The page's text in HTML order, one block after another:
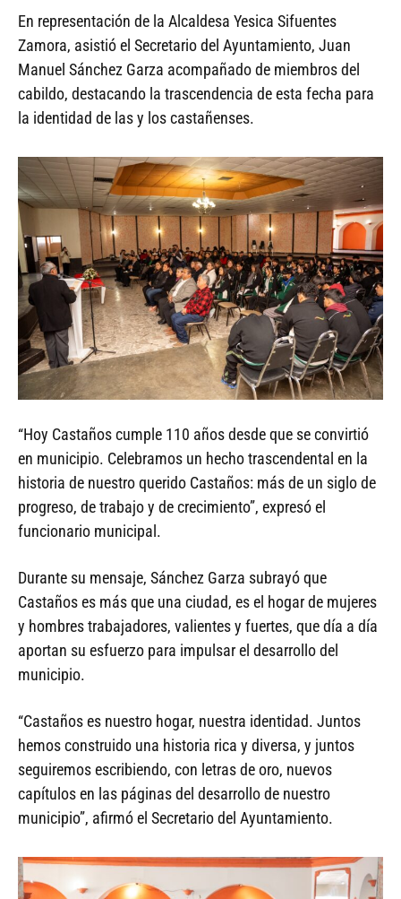
En representación de la Alcaldesa Yesica Sifuentes
Zamora, asistió el Secretario del Ayuntamiento, Juan
Manuel Sánchez Garza acompañado de miembros del
cabildo, destacando la trascendencia de esta fecha para
la identidad de las y los castañenses.
“Hoy Castaños cumple 110 años desde que se convirtió
en municipio. Celebramos un hecho trascendental en la
historia de nuestro querido Castaños: más de un siglo de
progreso, de trabajo y de crecimiento”, expresó el
funcionario municipal.
Durante su mensaje, Sánchez Garza subrayó que
Castaños es más que una ciudad, es el hogar de mujeres
y hombres trabajadores, valientes y fuertes, que día a día
aportan su esfuerzo para impulsar el desarrollo del
municipio.
“Castaños es nuestro hogar, nuestra identidad. Juntos
hemos construido una historia rica y diversa, y juntos
seguiremos escribiendo, con letras de oro, nuevos
capítulos en las páginas del desarrollo de nuestro
municipio”, afirmó el Secretario del Ayuntamiento.